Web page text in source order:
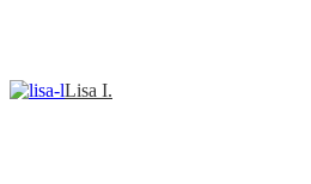
Lisa I.